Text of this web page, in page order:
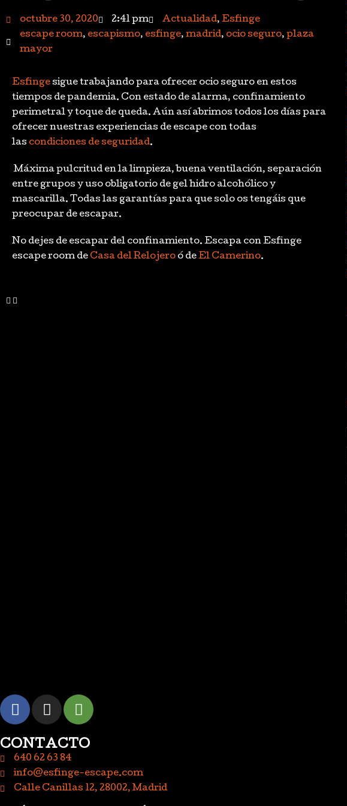
octubre 30, 2020 2:41 pm Actualidad, Esfinge
escape room, escapismo, esfinge, madrid, ocio seguro, plaza
mayor
Esfinge sigue trabajando para ofrecer ocio seguro en estos
tiempos de pandemia. Con estado de alarma, confinamiento
perimetral y toque de queda. Aún así abrimos todos los días para
ofrecer nuestras experiencias de escape con todas
las condiciones de seguridad.
Máxima pulcritud en la limpieza, buena ventilación, separación
entre grupos y uso obligatorio de gel hidro alcohólico y
mascarilla. Todas las garantías para que solo os tengáis que
preocupar de escapar.
No dejes de escapar del confinamiento. Escapa con Esfinge
escape room de Casa del Relojero ó deEl Camerino.
CONTACTO
640 62 63 84
info@esfinge-escape.com
Calle Canillas 12, 28002, Madrid